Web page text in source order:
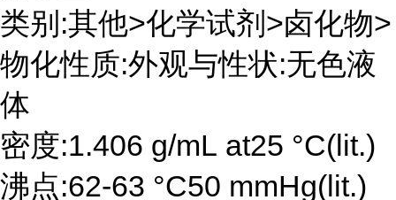
类别:其他>化学试剂>卤化物>
物化性质:外观与性状:无色液
体
密度:1.406 g/mL at25 °C(lit.)
沸点:62-63 °C50 mmHg(lit.)